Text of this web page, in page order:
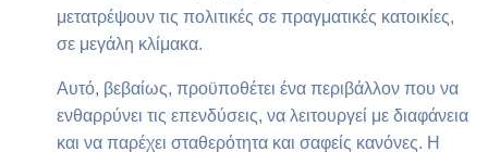
μετατρέψουν τις πολιτικές σε πραγματικές κατοικίες,
σε μεγάλη κλίμακα.
Αυτό, βεβαίως, προϋποθέτει ένα περιβάλλον που να
ενθαρρύνει τις επενδύσεις, να λειτουργεί με διαφάνεια
και να παρέχει σταθερότητα και σαφείς κανόνες. Η